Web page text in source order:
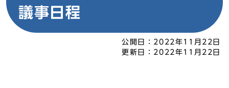
議事日程
公開日： 2022年11月22日
更新日： 2022年11月22日